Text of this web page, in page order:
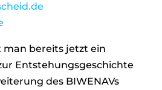
bereits jetzt ein
Entstehungsgeschichte
des BIWENAVs